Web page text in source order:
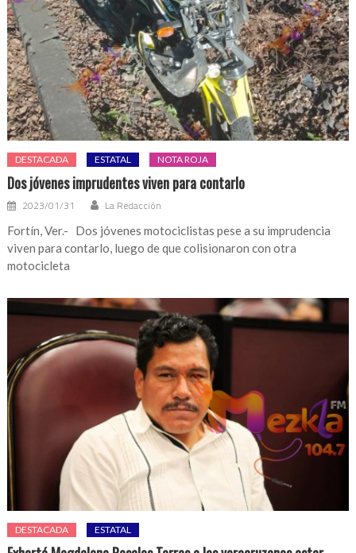
DESTACADA ESTATAL NOTA ROJA
Dos jóvenes imprudentes viven para contarlo
2023/01/31 La Redacción
Fortín, Ver.- Dos jóvenes motociclistas pese a su imprudencia
viven para contarlo, luego de que colisionaron con otra
motocicleta
DESTACADA ESTATAL